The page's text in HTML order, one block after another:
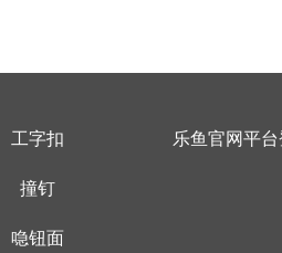
工字扣
撞钉
喼钮面
乐鱼官网平